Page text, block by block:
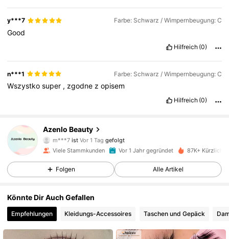
y***7 Farbe: Schwarz / Wimpernbeugung: C
Good
Hilfreich (0)
n***1 Farbe: Schwarz / Wimpernbeugung: C
Wszystkosuper , zgodne zopisem
Hilfreich (0)
Azenlo Beauty
m***7ist Vor 1 Tag gefolgt
Viele Stammkunden Vor 1 Jahr gegründet 87K+ Kürzlich
Folgen Alle Artikel
Könnte Dir Auch Gefallen
Empfehlungen Kleidungs-Accessoires Taschen und Gepäck